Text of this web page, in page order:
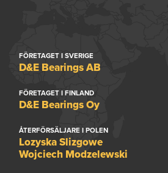
FÖRETAGET I SVERIGE
D&E Bearings AB
FÖRETAGET I FINLAND
D&E Bearings Oy
ÅTERFÖRSÄLJARE I POLEN
Lozyska Slizgowe
Wojciech Modzelewski